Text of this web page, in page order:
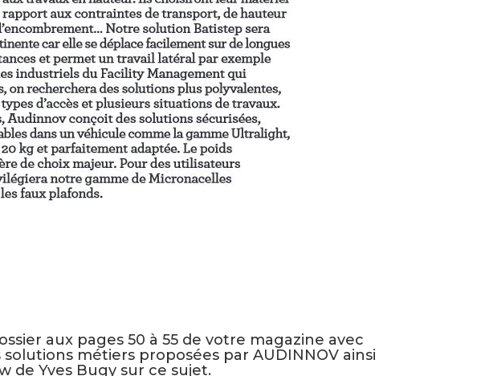
aux pages 50 à 55 de votre magazine avec
métiers proposées par AUDINNOV ainsi
de Yves Bugy sur ce sujet.